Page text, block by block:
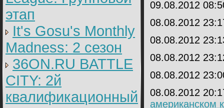
этап
It's Gosu's Monthly
Madness: 2 сезон
36ON.RU BATTLE
CITY: 2й
квалификационный
09.08.2012
08.08.2012
08.08.2012
08.08.2012
08.08.2012
08.08.2012
американском